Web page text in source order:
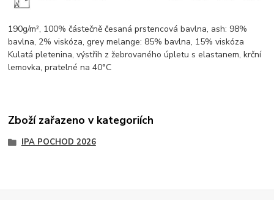
190g/m², 100% částečně česaná prstencovábavlna, ash: 98%
bavlna, 2%viskóza, greymelange: 85%bavlna, 15%viskóza
Kulatá pletenina, výstřih z žebrovaného úpletu s elastanem,krční
lemovka, pratelné na 40°C
Zboží zařazeno v kategoriích
IPA POCHOD 2026